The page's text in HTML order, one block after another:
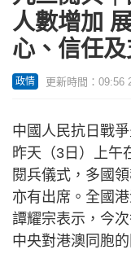
人數增加
心、信任
政情 更新時間：09:56
中國人民抗日戰
昨天（3日）上午
閱兵儀式，多國
亦有出席。全國
譚耀宗表示，今
中央對港澳同胞